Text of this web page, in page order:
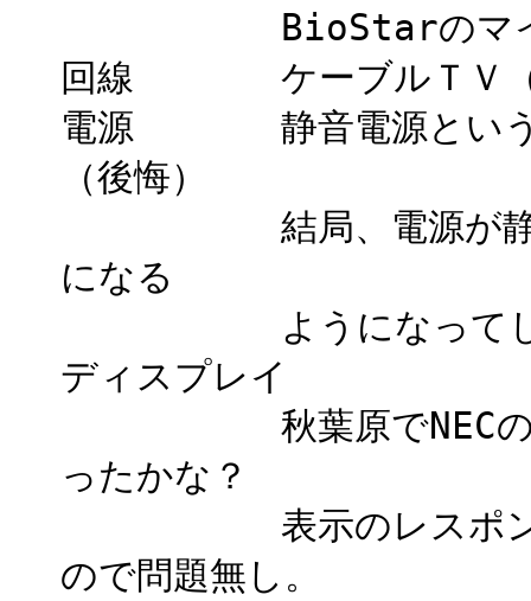
BioStarのマイク
回線 ケーブルＴＶ（
電源 静音電源というこ
（後悔）
結局、電源が静かに
になる
ようになってし
ディスプレイ
秋葉原でNECの中古
ったかな？
表示のレスポンスが
ので問題無し。